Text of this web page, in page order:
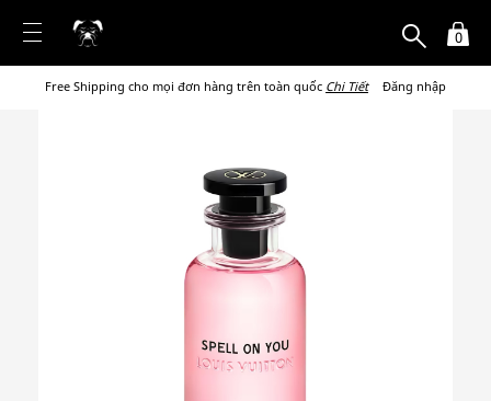
0
Free Shipping cho mọi đơn hàng trên toàn quốc Chi Tiết Đăng nhập